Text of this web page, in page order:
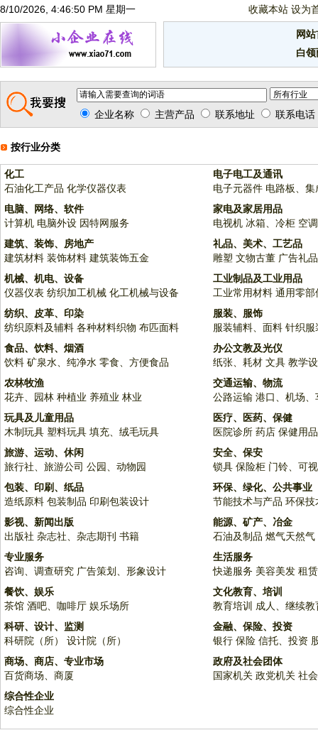
8/10/2026, 4:46:51 PM 星期一 收藏本站 设为
网
白
企业名称 主营产品 联系地址 联系电话
按行业分类
化工
石油化工产品 化学仪器仪表
电子电工及通讯
电子元器件 电路板、集
电脑、网络、软件
计算机 电脑外设 因特网服务
家电及家居用品
电视机 冰箱、冷柜 空调
建筑、装饰、房地产
建筑材料 装饰材料 建筑装饰五金
礼品、美术、工艺品
雕塑 文物古董 广告礼品
机械、机电、设备
仪器仪表 纺织加工机械 化工机械与设备
工业制品及工业用品
工业常用材料 通用零部
纺织、皮革、印染
纺织原料及辅料 各种材料织物 布匹面料
服装、服饰
服装辅料、面料 针织服
食品、饮料、烟酒
饮料 矿泉水、纯净水 零食、方便食品
办公文教及光仪
纸张、耗材 文具 教学
农林牧渔
花卉、园林 种植业 养殖业 林业
交通运输、物流
公路运输 港口、机场、
玩具及儿童用品
木制玩具 塑料玩具 填充、绒毛玩具
医疗、医药、保健
医院诊所 药店 保健用品
旅游、运动、休闲
旅行社、旅游公司 公园、动物园
安全、保安
锁具 保险柜 门铃、可
包装、印刷、纸品
造纸原料 包装制品 印刷包装设计
环保、绿化、公共事业
节能技术与产品 环保技
影视、新闻出版
出版社 杂志社、杂志期刊 书籍
能源、矿产、冶金
石油及制品 燃气天然气
专业服务
咨询、调查研究 广告策划、形象设计
生活服务
快递服务 美容美发 租
餐饮、娱乐
茶馆 酒吧、咖啡厅 娱乐场所
文化教育、培训
教育培训 成人、继续教
科研、设计、监测
科研院（所）
设计院（所）
金融、保险、投资
银行 保险 信托、投资
商场、商店、专业市场
百货商场、商厦
政府及社会团体
国家机关 政党机关 社
综合性企业
综合性企业